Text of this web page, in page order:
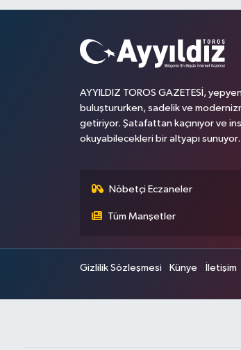
AYYILDIZ TOROS GAZETESİ,
buluştururken, sadelik ve
getiriyor. Şatafattan kaçınıyor ve
okuyabilecekleri bir altyapı sunuyor.
Nöbetçi Eczaneler
Tüm Manşetler
Gizlilik Sözleşmesi Künye İletişim